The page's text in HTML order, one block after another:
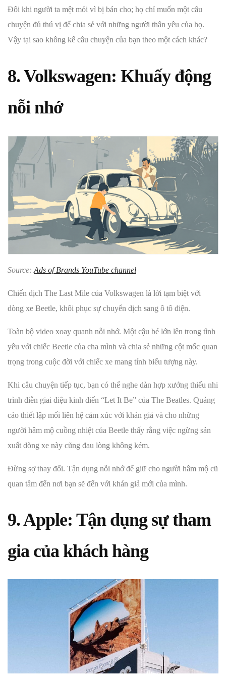
Đôi khi người ta mệt mỏi vì bị bán cho; họ chỉ muốn một câu
chuyện đủ thú vị để chia sẻ với những người thân yêu của họ.
Vậy tại sao không kể câu chuyện của bạn theo một cách khác?
8. Volkswagen: Khuấy động
nỗi nhớ
Source: Ads of Brands YouTube channel
Chiến dịch The Last Mile của Volkswagen là lời tạm biệt với
dòng xe Beetle, khôi phục sự chuyển dịch sang ô tô điện.
Toàn bộ video xoay quanh nỗi nhớ. Một cậu bé lớn lên trong tình
yêu với chiếc Beetle của cha mình và chia sẻ những cột mốc quan
trọng trong cuộc đời với chiếc xe mang tính biểu tượng này.
Khi câu chuyện tiếp tục, bạn có thể nghe dàn hợp xướng thiếu nhi
trình diễn giai điệu kinh điển “Let It Be” của The Beatles. Quảng
cáo thiết lập mối liên hệ cảm xúc với khán giả và cho những
người hâm mộ cuồng nhiệt của Beetle thấy rằng việc ngừng sản
xuất dòng xe này cũng đau lòng không kém.
Đừng sợ thay đổi. Tận dụng nỗi nhớ để giữ cho người hâm mộ cũ
quan tâm đến nơi bạn sẽ đến với khán giả mới của mình.
9. Apple: Tận dụng sự tham
gia của khách hàng